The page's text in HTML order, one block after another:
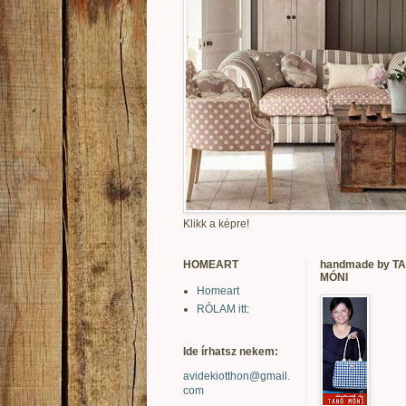
Klikk a képre!
HOMEART
Homeart
RÓLAM itt:
Ide írhatsz nekem:
avidekiotthon@gmail.
com
handmade by
MÓNI